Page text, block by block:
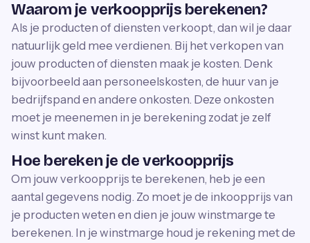
Waarom je verkoopprijs berekenen?
Als je producten of diensten verkoopt, dan wil je daar
natuurlijk geld mee verdienen. Bij het verkopen van
jouw producten of diensten maak je kosten. Denk
bijvoorbeeld aan personeelskosten, de huur van je
bedrijfspand en andere onkosten. Deze onkosten
moet je meenemen in je berekening zodat je zelf
winst kunt maken.
Hoe bereken je de verkoopprijs
Om jouw verkoopprijs te berekenen, heb je een
aantal gegevens nodig. Zo moet je de inkoopprijs van
je producten weten en dien je jouw winstmarge te
berekenen. In je winstmarge houd je rekening met de